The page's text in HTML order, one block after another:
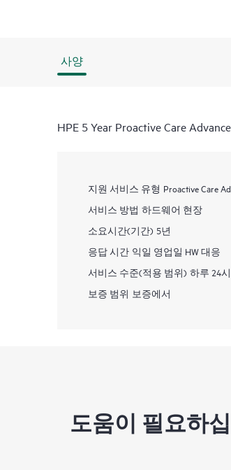
사양
HPE 5 Year Proactive Care
지원 서비스 유형 Proactive Care
서비스 방법 하드웨어 현장
소요시간(기간) 5년
응답 시간 익일 영업일 HW 대응
서비스 수준(적용 범위) 하루 24
보증 범위 보증에서
도움이 필요하